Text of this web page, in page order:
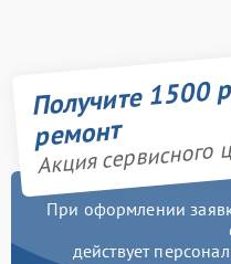
Получите 1500
ремонт
Акция сервисного
При оформлении
действует